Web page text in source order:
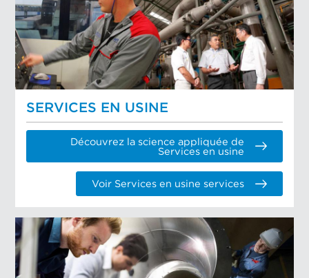
SERVICES EN USINE
Découvrez la science appliquée de
Services en usine
Voir Services en usine services